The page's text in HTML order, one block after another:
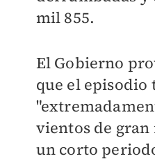
mil 855.
El Gobierno
que el episodio
vientos de
un corto